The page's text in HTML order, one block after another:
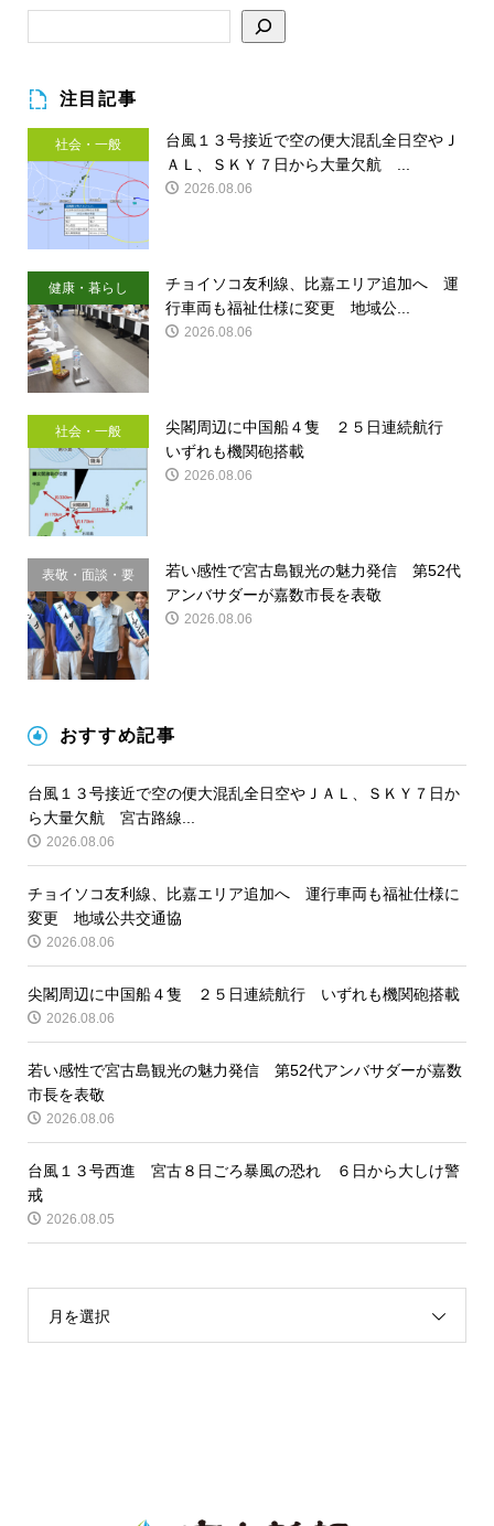
注目記事
社会・一般
台風１３号接近で空の便大混乱全日空やＪ
ＡＬ、ＳＫＹ７日から大量欠航 ...
2026.08.06
健康・暮らし
チョイソコ友利線、比嘉エリア追加へ 運
行車両も福祉仕様に変更 地域公...
2026.08.06
社会・一般
尖閣周辺に中国船４隻 ２５日連続航行
いずれも機関砲搭載
2026.08.06
表敬・面談・要
請
若い感性で宮古島観光の魅力発信 第52代
アンバサダーが嘉数市長を表敬
2026.08.06
おすすめ記事
台風１３号接近で空の便大混乱全日空やＪＡＬ、ＳＫＹ７日か
ら大量欠航 宮古路線...
2026.08.06
チョイソコ友利線、比嘉エリア追加へ 運行車両も福祉仕様に
変更 地域公共交通協
2026.08.06
尖閣周辺に中国船４隻 ２５日連続航行 いずれも機関砲搭載
2026.08.06
若い感性で宮古島観光の魅力発信 第52代アンバサダーが嘉数
市長を表敬
2026.08.06
台風１３号西進 宮古８日ごろ暴風の恐れ ６日から大しけ警
戒
2026.08.05
月を選択